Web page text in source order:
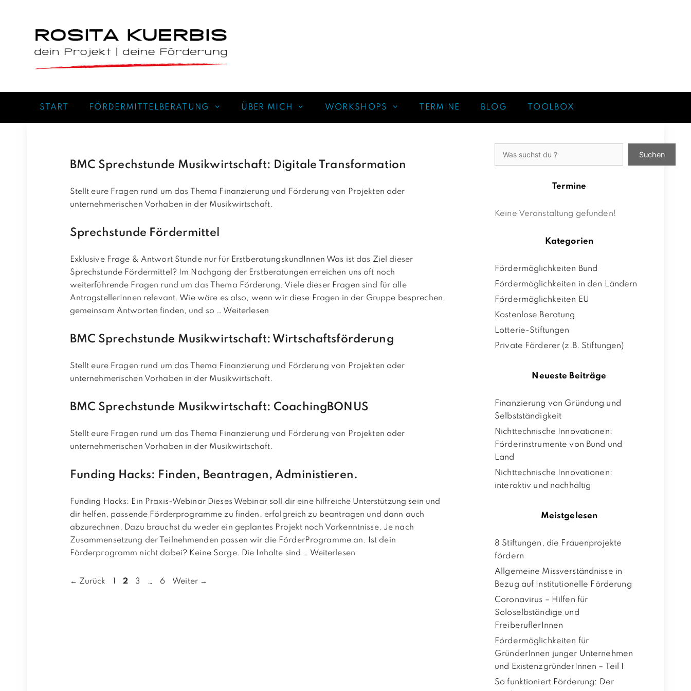
START FÖRDERMITTELBERATUNG ÜBER MICH WORKSHOPS TERMINE BLOG TOOLBOX
BMC Sprechstunde Musikwirtschaft: Digitale Transformation
Stellt eure Fragen rund um das Thema Finanzierung und Förderung von Projekten oder
unternehmerischen Vorhaben in der Musikwirtschaft.
Sprechstunde Fördermittel
Exklusive Frage & Antwort Stunde nur für ErstberatungskundInnen Was ist das Ziel dieser
Sprechstunde Fördermittel? Im Nachgang der Erstberatungen erreichen uns oft noch
weiterführende Fragen rund um das Thema Förderung. Viele dieser Fragen sind für alle
AntragstellerInnen relevant. Wie wäre es also, wenn wir diese Fragen in der Gruppe besprechen,
gemeinsam Antworten finden, und so … Weiterlesen
BMC Sprechstunde Musikwirtschaft: Wirtschaftsförderung
Stellt eure Fragen rund um das Thema Finanzierung und Förderung von Projekten oder
unternehmerischen Vorhaben in der Musikwirtschaft.
BMC Sprechstunde Musikwirtschaft: CoachingBONUS
Stellt eure Fragen rund um das Thema Finanzierung und Förderung von Projekten oder
unternehmerischen Vorhaben in der Musikwirtschaft.
Funding Hacks: Finden, Beantragen, Administieren.
Funding Hacks: Ein Praxis-Webinar Dieses Webinar soll dir eine hilfreiche Unterstützung sein und
dir helfen, passende Förderprogramme zu finden, erfolgreich zu beantragen und dann auch
abzurechnen. Dazu brauchst du weder ein geplantes Projekt noch Vorkenntnisse. Je nach
Zusammensetzung der Teilnehmenden passen wir die FörderProgramme an. Ist dein
Förderprogramm nicht dabei? Keine Sorge. Die Inhalte sind … Weiterlesen
← Zurück SeiteSeite
2 Seite
3 … Seite
6 Weiter →
Suchen
Termine
Keine Veranstaltung gefunden!
Kategorien
Fördermöglichkeiten Bund
Fördermöglichkeiten in den Ländern
Fördermöglichkeiten EU
Kostenlose Beratung
Lotterie-Stiftungen
Private Förderer (z.B. Stiftungen)
Neueste Beiträge
Finanzierung von Gründung und
Selbstständigkeit
Nichttechnische Innovationen:
Förderinstrumente von Bund und
Land
Nichttechnische Innovationen:
interaktiv und nachhaltig
Meistgelesen
8 Stiftungen, die Frauenprojekte
fördern
Allgemeine Missverständnisse in
Bezug auf Institutionelle Förderung
Coronavirus – Hilfen für
Soloselbständige und
FreiberuflerInnen
Fördermöglichkeiten für
GründerInnen junger Unternehmen
und ExistenzgründerInnen – Teil 1
So funktioniert Förderung: Der